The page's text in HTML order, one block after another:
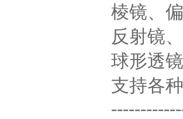
棱镜、
反射镜
球形透
支持各